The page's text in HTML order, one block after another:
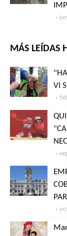
MÁS LEÍDAS
VI